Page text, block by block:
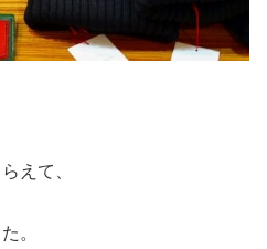
えて、
。